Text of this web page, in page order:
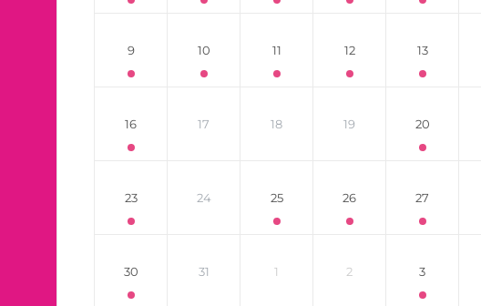
9 10 11 12 13
16 17 18 19 20
23 24 25 26 27
30 31 1 2 3